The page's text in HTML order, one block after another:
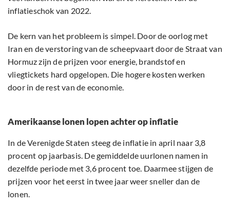
inflatieschok van 2022.
De kern van het probleem is simpel. Door de oorlog met
Iran en de verstoring van de scheepvaart door de Straat van
Hormuz zijn de prijzen voor energie, brandstof en
vliegtickets hard opgelopen. Die hogere kosten werken
door in de rest van de economie.
Amerikaanse lonen lopen achter op inflatie
In de Verenigde Staten steeg de inflatie in april naar 3,8
procent op jaarbasis. De gemiddelde uurlonen namen in
dezelfde periode met 3,6 procent toe. Daarmee stijgen de
prijzen voor het eerst in twee jaar weer sneller dan de
lonen.